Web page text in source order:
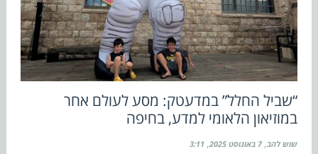
“שביל החלל” במדעטק: מסע לעולם אחר
במוזיאון הלאומי למדע, בחיפה
שוש להב 7 באוגוסט 2025 3:11